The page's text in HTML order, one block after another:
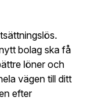
bolag ska få
löner och
vägen till ditt
efter